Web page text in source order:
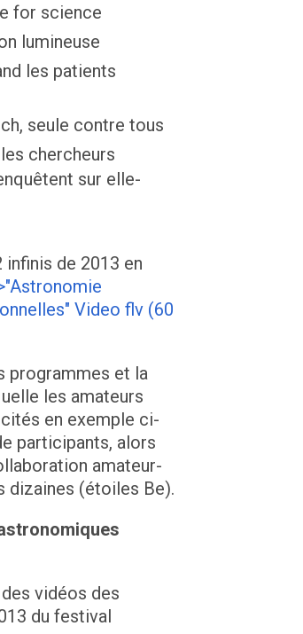
for science
lumineuse
les patients
seule contre tous
chercheurs
sur elle-
de 2013 en
Video flv (60
programmes et la
les amateurs
en exemple ci-
participants, alors
amateur-
dizaines (étoiles Be).
vidéos des
du festival